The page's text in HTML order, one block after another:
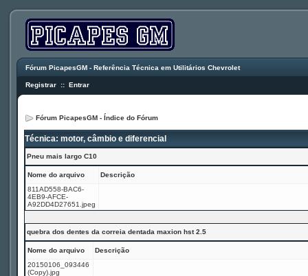
Fórum PicapesGM - Referência Técnica em Utilitários Chevrolet
Registrar :: Entrar
Fórum PicapesGM - Índice do Fórum
Técnica: motor, câmbio e diferencial
Pneu mais largo C10
Nome do arquivo
Descrição
811AD558-BAC6-
4EB9-AFCE-
A92DD4D27651.jpeg
quebra dos dentes da correia dentada maxion hst 2.5
Nome do arquivo
Descrição
20150106_093446
(Copy).jpg